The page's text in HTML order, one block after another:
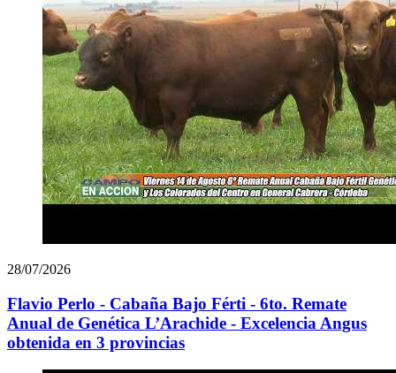
28/07/2026
Flavio Perlo - Cabaña Bajo Férti - 6to. Remate
Anual de Genética L’Arachide - Excelencia Angus
obtenida en 3 provincias